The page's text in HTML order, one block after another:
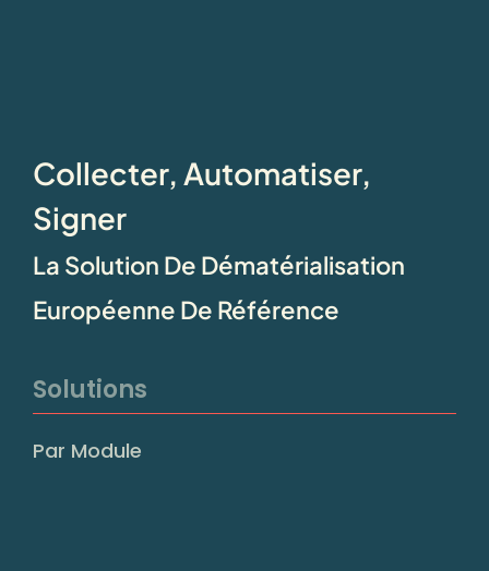
Collecter, Automatiser,
Signer
La Solution De Dématérialisation
Européenne De Référence
Solutions
Par Module